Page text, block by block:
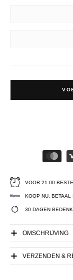
VOOR 21:00
KOOP NU, BETAAL
30 DAGEN
OMSCHRIJVING
VERZENDEN &